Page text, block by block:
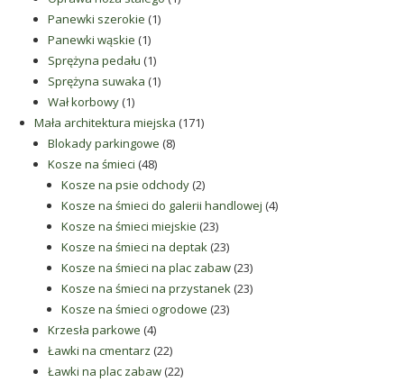
Panewki szerokie 11
Panewki wąskie 11
produkt
Sprężyna pedału 11
produkt
Sprężyna suwaka 11
Wał korbowy 11
produkt
Mała architektura miejska 171171
Blokady parkingowe 88
Kosze na śmieci 4848
produktów
Kosze na psie odchody 22
produkty
Kosze na śmieci do galerii handlowej 44
Kosze na śmieci miejskie 2323
produkty
Kosze na śmieci na deptak 2323
produkty
Kosze na śmieci na plac zabaw 2323
produkty
Kosze na śmieci na przystanek 2323
Kosze na śmieci ogrodowe 2323
Krzesła parkowe 44
produkty
Ławki na cmentarz 2222
produkty
Ławki na plac zabaw 2222